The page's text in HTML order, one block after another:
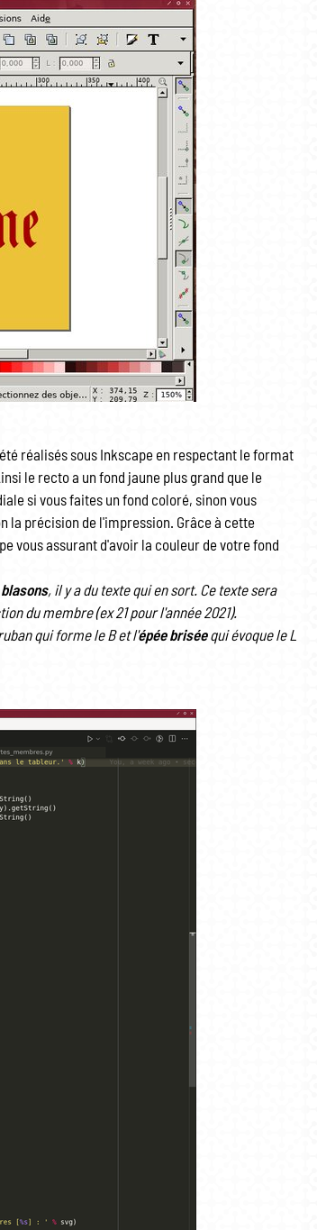
réalisés sous Inkscape en respectant le format
le recto a un fond jaune plus grand que le
si vous faites un fond coloré, sinon vous
la précision de l'impression. Grâce à cette
vous assurant d'avoir la couleur de votre fond
blasons, il y a du texte qui en sort. Ce texte sera
du membre (ex 21 pour l'année 2021).
qui forme le B et l'épée briséequi évoque le L